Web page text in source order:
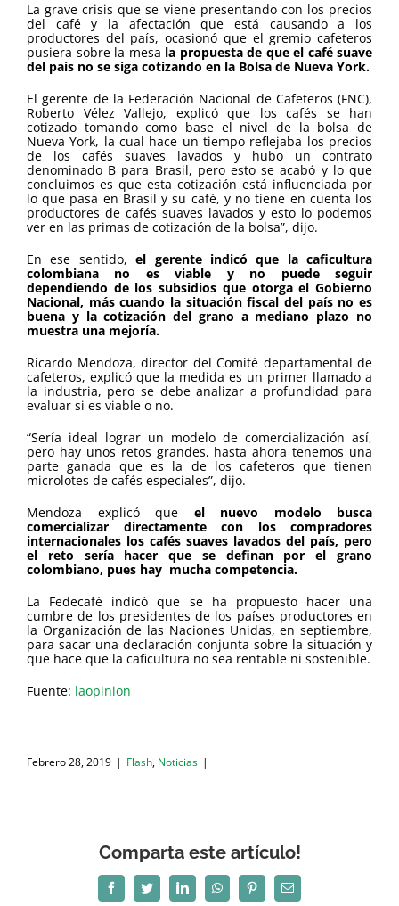
La grave crisis que se viene presentando con los precios
del café y la afectación que está causando a los
productores del país, ocasionó que el gremio cafeteros
pusiera sobre la mesa la propuesta de que el café suave
del país no se siga cotizando en la Bolsa de Nueva York.
El gerente de la Federación Nacional de Cafeteros (FNC),
Roberto Vélez Vallejo, explicó que los cafés se han
cotizado tomando como base el nivel de la bolsa de
Nueva York, la cual hace un tiempo reflejaba los precios
de los cafés suaves lavados y hubo un contrato
denominado B para Brasil, pero esto se acabó y lo que
concluimos es que esta cotización está influenciada por
lo que pasa en Brasil y su café, y no tiene en cuenta los
productores de cafés suaves lavados y esto lo podemos
ver en las primas de cotización de la bolsa”, dijo.
En ese sentido,el gerente indicó que la caficultura
colombiana no es viable y no puede seguir
dependiendo de los subsidios que otorga el Gobierno
Nacional, más cuando la situación fiscal del país no es
buena y la cotización del grano a mediano plazo no
muestra una mejoría.
Ricardo Mendoza, director del Comité departamental de
cafeteros, explicó que la medida es un primer llamado a
la industria, pero se debe analizar a profundidad para
evaluar si es viable o no.
“Sería ideal lograr un modelo de comercialización así,
pero hay unos retos grandes, hasta ahora tenemos una
parte ganada que es la de los cafeteros que tienen
microlotes de cafés especiales”, dijo.
Mendoza explicó que el nuevo modelo busca
comercializar directamente con los compradores
internacionales los cafés suaves lavados del país, pero
el reto sería hacer que se definan por el grano
colombiano, pues hay mucha competencia.
La Fedecafé indicó que se ha propuesto hacer una
cumbre de los presidentes de los países productores en
la Organización de las Naciones Unidas, en septiembre,
para sacar una declaración conjunta sobre la situación y
que hace que la caficultura no sea rentable ni sostenible.
Fuente: laopinion
Febrero 28, 2019 | Flash, Noticias |
Comparta este artículo!
FacebookTwitterLinkedInWhatsAppPinterestCorreo